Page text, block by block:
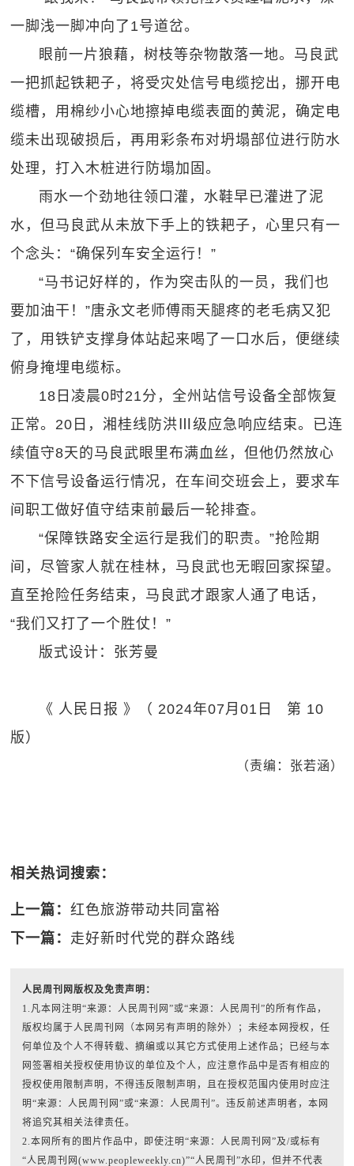
一脚浅一脚冲向了1号道岔。
眼前一片狼藉，树枝等杂物散落一地。马良武
一把抓起铁耙子，将受灾处信号电缆挖出，挪开电
缆槽，用棉纱小心地擦掉电缆表面的黄泥，确定电
缆未出现破损后，再用彩条布对坍塌部位进行防水
处理，打入木桩进行防塌加固。
雨水一个劲地往领口灌，水鞋早已灌进了泥
水，但马良武从未放下手上的铁耙子，心里只有一
个念头：“确保列车安全运行！”
“马书记好样的，作为突击队的一员，我们也
要加油干！”唐永文老师傅雨天腿疼的老毛病又犯
了，用铁铲支撑身体站起来喝了一口水后，便继续
俯身掩埋电缆标。
18日凌晨0时21分，全州站信号设备全部恢复
正常。20日，湘桂线防洪Ⅲ级应急响应结束。已连
续值守8天的马良武眼里布满血丝，但他仍然放心
不下信号设备运行情况，在车间交班会上，要求车
间职工做好值守结束前最后一轮排查。
“保障铁路安全运行是我们的职责。”抢险期
间，尽管家人就在桂林，马良武也无暇回家探望。
直至抢险任务结束，马良武才跟家人通了电话，
“我们又打了一个胜仗！”
版式设计：张芳曼
《 人民日报 》（ 2024年07月01日 第 10
版）
（责编：张若涵）
相关热词搜索：
上一篇：红色旅游带动共同富裕
下一篇： 走好新时代党的群众路线
人民周刊网版权及免责声明：
1.凡本网注明“来源：人民周刊网”或“来源：人民周刊”的所有作品，
版权均属于人民周刊网（本网另有声明的除外）；未经本网授权，任
何单位及个人不得转载、摘编或以其它方式使用上述作品；已经与本
网签署相关授权使用协议的单位及个人，应注意作品中是否有相应的
授权使用限制声明，不得违反限制声明，且在授权范围内使用时应注
明“来源：人民周刊网”或“来源：人民周刊”。违反前述声明者，本网
将追究其相关法律责任。
2.本网所有的图片作品中，即使注明“来源：人民周刊网”及/或标有
“人民周刊网(www.peopleweekly.cn)”“人民周刊”水印，但并不代表